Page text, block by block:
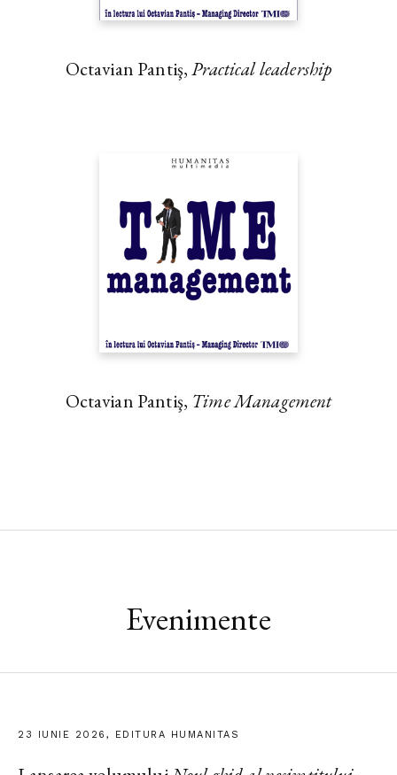
Octavian Pantiş,Practical leadership
Octavian Pantiş, Time Management
Evenimente
23 IUNIE 2026, EDITURA HUMANITAS